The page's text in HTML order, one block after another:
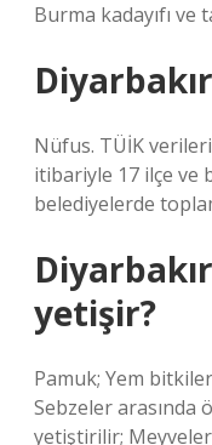
Burma kadayıfı ve
Nüfus. TÜİK
itibariyle 17 ilçe ve
belediyelerde
yetişir?
Pamuk; Yem
Sebzeler arasında
yetiştirilir;